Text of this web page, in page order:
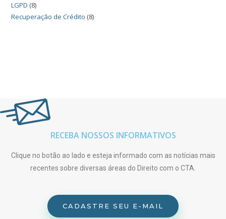
LGPD (8)
Recuperação de Crédito (8)
RECEBA NOSSOS INFORMATIVOS
Clique no botão ao lado e esteja informado com as notícias mais
recentes sobre diversas áreas do Direito com o CTA.
CADASTRE SEU E-MAIL